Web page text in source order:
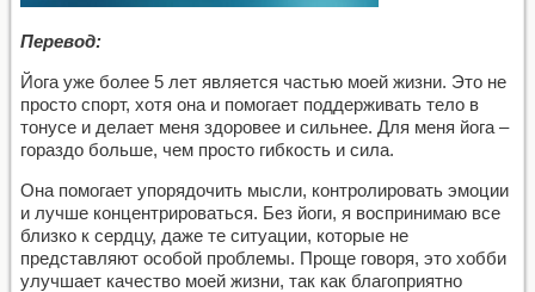
Перевод:
Йога уже более 5 лет является частью моей жизни. Это не
просто спорт, хотя она и помогает поддерживать тело в
тонусе и делает меня здоровее и сильнее. Для меня йога –
гораздо больше, чем просто гибкость и сила.
Она помогает упорядочить мысли, контролировать эмоции
и лучше концентрироваться. Без йоги, я воспринимаю все
близко к сердцу, даже те ситуации, которые не
представляют особой проблемы. Проще говоря, это хобби
улучшает качество моей жизни, так как благоприятно